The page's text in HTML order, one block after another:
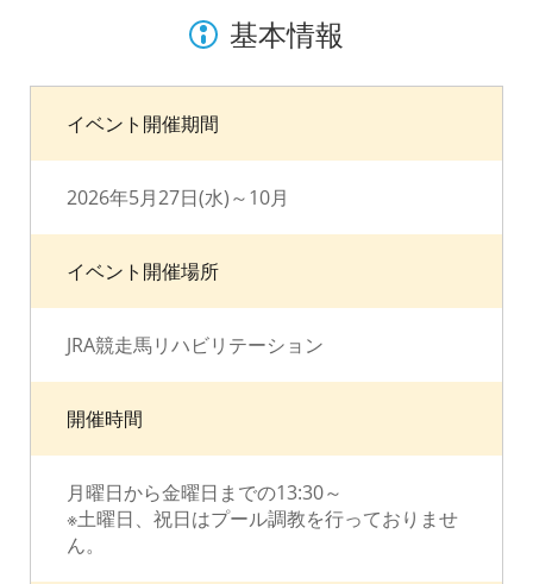
基本情報
イベント開催期間
2026年5月27日(水)～10月
イベント開催場所
JRA競走馬リハビリテーション
開催時間
月曜日から金曜日までの13:30～
※土曜日、祝日はプール調教を行っておりませ
ん。